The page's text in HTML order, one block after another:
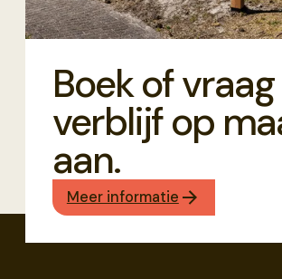
Boek of
verblijf op
aan.
Meer informatie